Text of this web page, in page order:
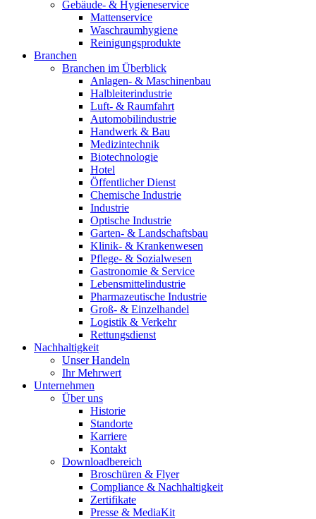
Gebäude- & Hygieneservice
Mattenservice
Waschraumhygiene
Reinigungsprodukte
Branchen
Branchen im Überblick
Anlagen- & Maschinenbau
Halbleiterindustrie
Luft- & Raumfahrt
Automobilindustrie
Handwerk & Bau
Medizintechnik
Biotechnologie
Hotel
Öffentlicher Dienst
Chemische Industrie
Industrie
Optische Industrie
Garten- & Landschaftsbau
Klinik- & Krankenwesen
Pflege- & Sozialwesen
Gastronomie & Service
Lebensmittelindustrie
Pharmazeutische Industrie
Groß- & Einzelhandel
Logistik & Verkehr
Rettungsdienst
Nachhaltigkeit
Unser Handeln
Ihr Mehrwert
Unternehmen
Über uns
Historie
Standorte
Karriere
Kontakt
Downloadbereich
Broschüren & Flyer
Compliance & Nachhaltigkeit
Zertifikate
Presse & MediaKit